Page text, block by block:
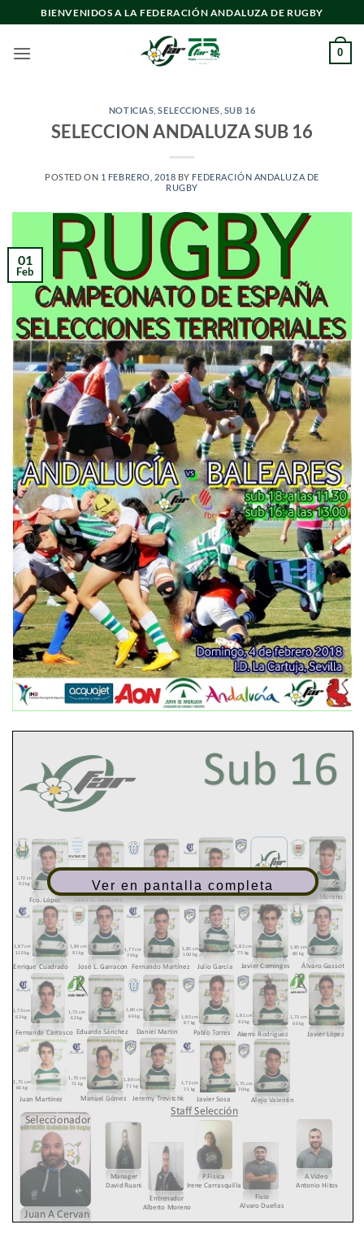
al
contenido
BIENVENIDOS A LA FEDERACIÓN ANDALUZA DE RUGBY
0
NOTICIAS ,SELECCIONES SUB 16
SELECCION ANDALUZA SUB 16
POSTED ON 1 FEBRERO, 2018 BY FEDERACIÓN ANDALUZA DE
RUGBY
01
Feb
Ver en pantalla completa